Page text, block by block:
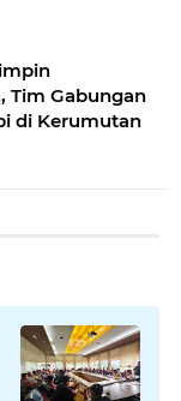
Tim Gabungan
di Kerumutan